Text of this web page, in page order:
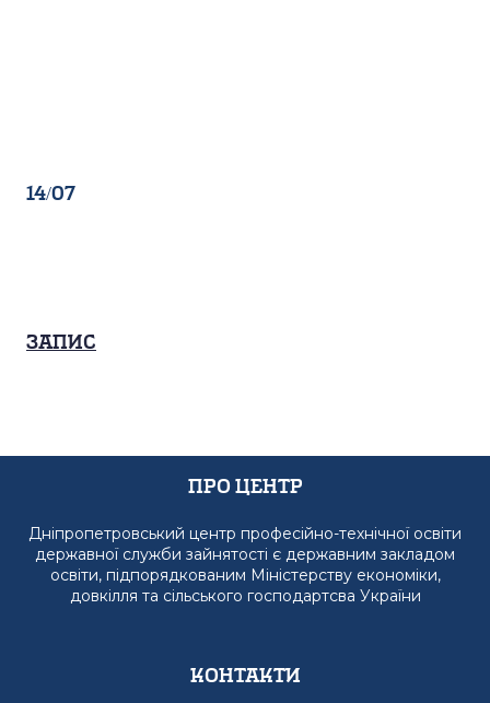
14/07
Запис
Про Центр
Дніпропетровський центр професійно-технічної освіти
державної служби зайнятості є державним закладом
освіти, підпорядкованим Міністерству економіки,
довкілля та сільського господартсва України
Контакти